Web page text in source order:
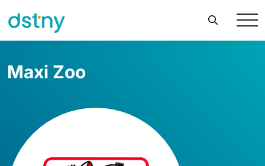
Maxi Zoo